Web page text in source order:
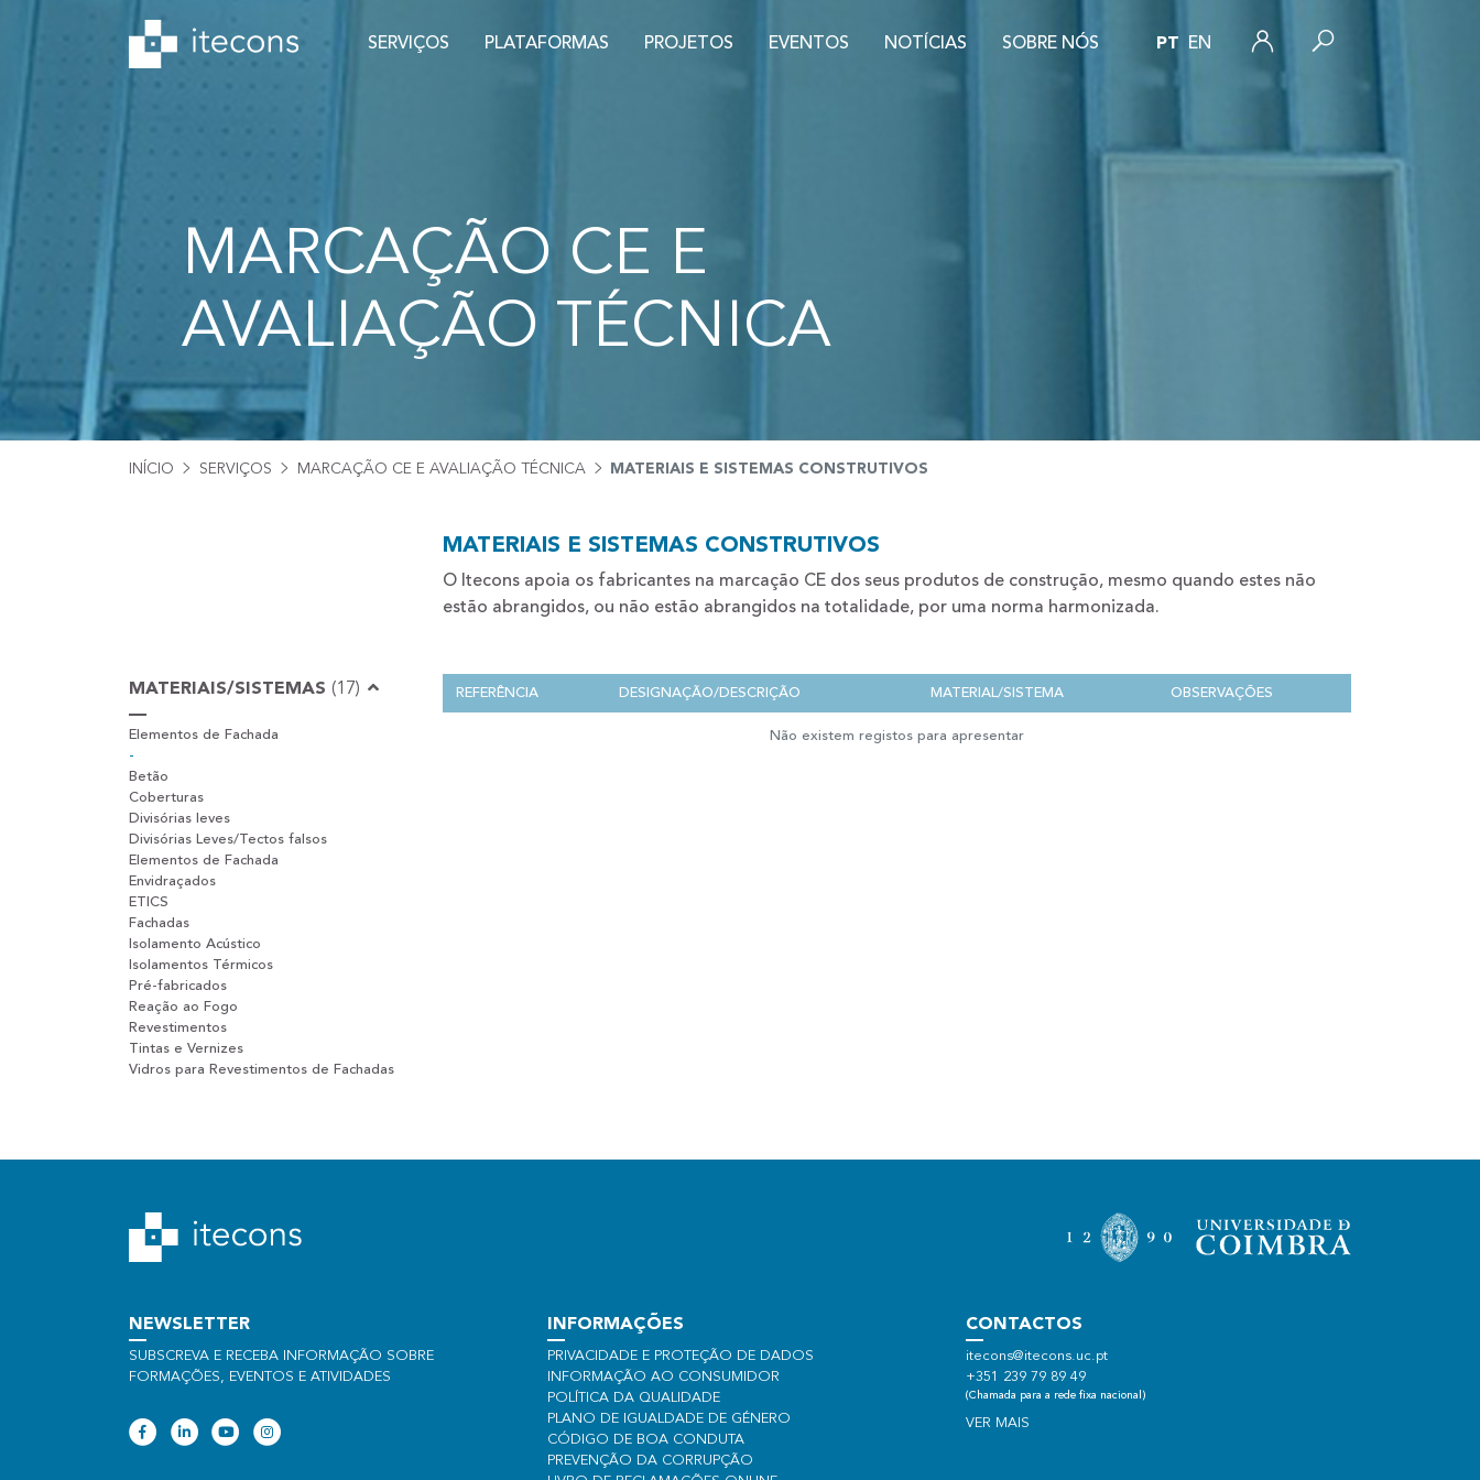
SERVIÇOS PLATAFORMAS PROJETOS EVENTOS NOTÍCIAS SOBRE NÓS PT EN
MARCAÇÃO CE E
AVALIAÇÃO TÉCNICA
INÍCIO SERVIÇOS MARCAÇÃO CE E AVALIAÇÃO TÉCNICA MATERIAIS E SISTEMAS CONSTRUTIVOS
MATERIAIS E SISTEMAS CONSTRUTIVOS
O Itecons apoia os fabricantes na marcação CE dos seus produtos de construção, mesmo quando estes não
estão abrangidos, ou não estão abrangidos na totalidade, por uma norma harmonizada.
MATERIAIS/SISTEMAS (17)
Elementos de Fachada
-
Betão
Coberturas
Divisórias leves
Divisórias Leves/Tectos falsos
Elementos de Fachada
Envidraçados
ETICS
Fachadas
Isolamento Acústico
Isolamentos Térmicos
Pré-fabricados
Reação ao Fogo
Revestimentos
Tintas e Vernizes
Vidros para Revestimentos de Fachadas
REFERÊNCIA DESIGNAÇÃO/DESCRIÇÃO MATERIAL/SISTEMA OBSERVAÇÕES
Não existem registos para apresentar
NEWSLETTER
SUBSCREVA E RECEBA INFORMAÇÃO SOBRE
FORMAÇÕES, EVENTOS E ATIVIDADES
INFORMAÇÕES
PRIVACIDADE E PROTEÇÃO DE DADOS
INFORMAÇÃO AO CONSUMIDOR
POLÍTICA DA QUALIDADE
PLANO DE IGUALDADE DE GÉNERO
CÓDIGO DE BOA CONDUTA
PREVENÇÃO DA CORRUPÇÃO
CONTACTOS
itecons@itecons.uc.pt
+351 239 79 89 49
(Chamada para a rede fixa nacional)
VER MAIS